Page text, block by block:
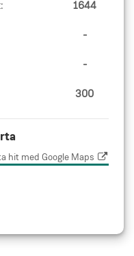
1644
-
-
300
hit med Google Maps